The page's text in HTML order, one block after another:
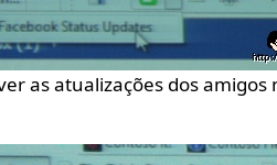
as atualizações dos amigos